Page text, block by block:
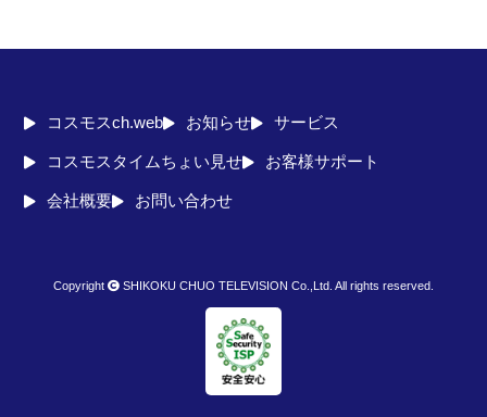
コスモスch.web お知らせ サービス
コスモスタイムちょい見せ お客様サポート
会社概要 お問い合わせ
Copyright SHIKOKU CHUO TELEVISION Co.,Ltd. All rights reserved.